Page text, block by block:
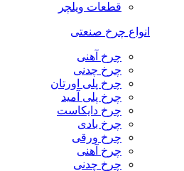
قطعات ویلچر
انواع چرخ صنعتی
چرخ آهنی
چرخ چدنی
چرخ پلی اورتان
چرخ پلی آمید
چرخ دایکاست
چرخ بادی
چرخ ورقی
چرخ آهنی
چرخ چدنی